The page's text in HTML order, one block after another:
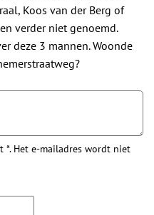
Koos van der Berg of
verder niet genoemd.
deze 3 mannen. Woonde
*. Het e-mailadres wordt niet